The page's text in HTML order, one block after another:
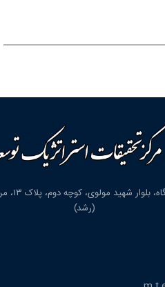
قم، شهرک
(رشد)